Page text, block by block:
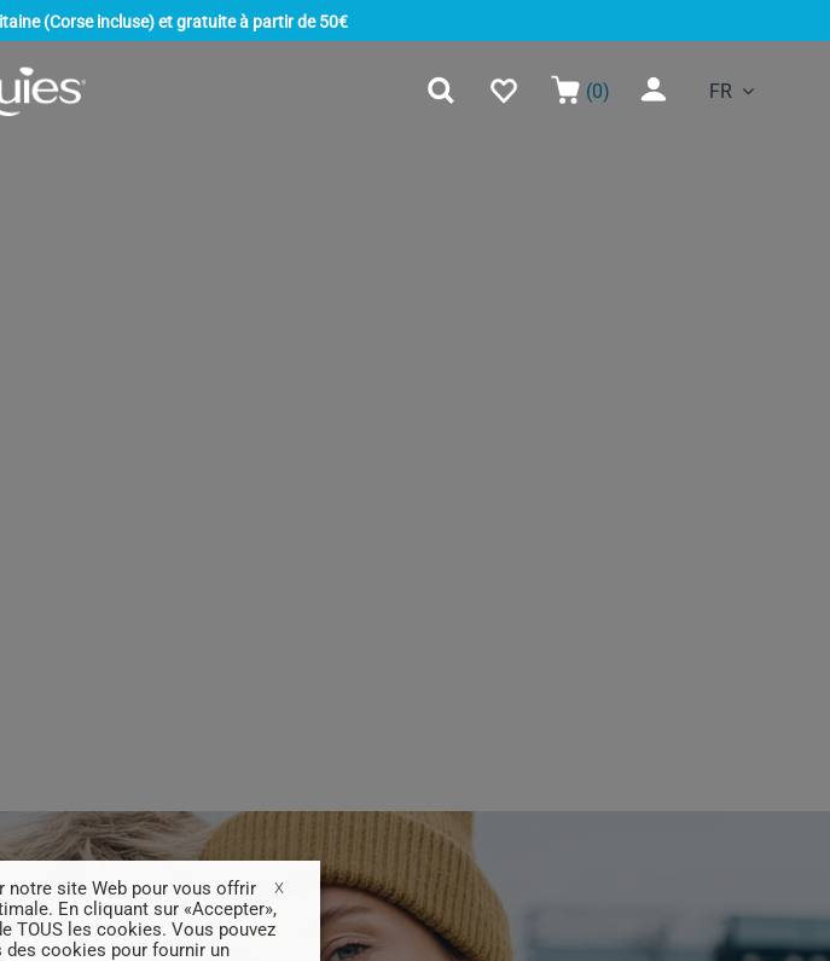
(0) FR
(Corse incluse) et gratuite à partir de 50€
X
site Web pour vous offrir
En cliquant sur «Accepter»,
TOUS les cookies. Vous pouvez
cookies pour fournir un